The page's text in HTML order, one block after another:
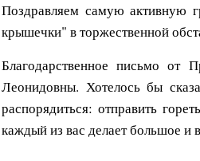
Поздравляем самую
крышечки" в торжественной
Благодарственное письмо от
Леонидовны. Хотелось бы
распорядиться: отправить
каждый из вас делает большое и